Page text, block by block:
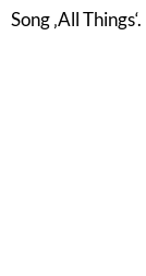
Song ‚All Things‘.